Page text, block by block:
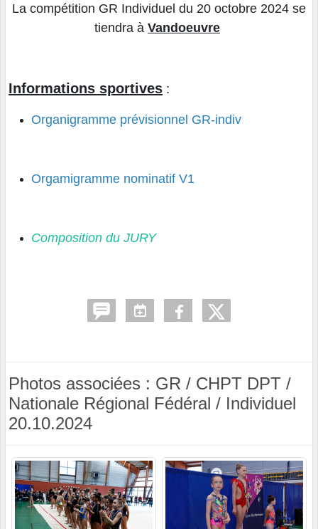
La compétition GR Individuel du 20 octobre 2024 se
tiendra à Vandoeuvre
Informations sportives :
Organigramme prévisionnel GR-indiv
Orgamigramme nominatif V1
Composition du JURY
Photos associées : GR / CHPT DPT /
Nationale Régional Fédéral / Individuel
20.10.2024